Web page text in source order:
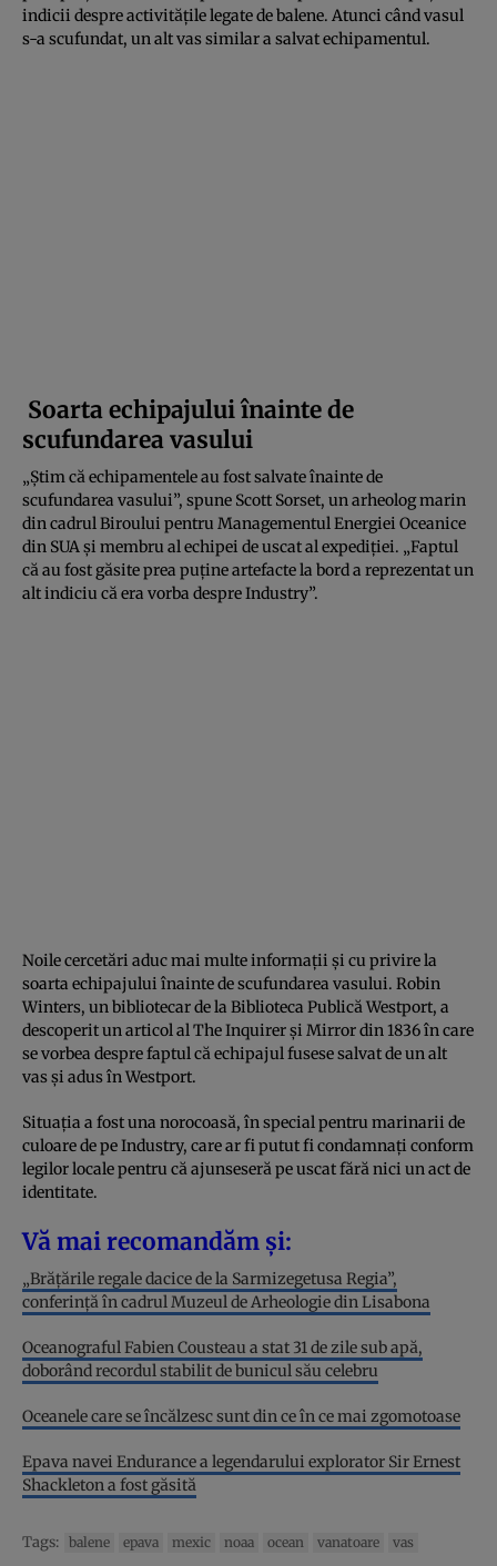
indicii despre activitățile legate de balene. Atunci când vasul
s-a scufundat, un alt vas similar a salvat echipamentul.
Soarta echipajului înainte de
scufundarea vasului
„Știm că echipamentele au fost salvate înainte de
scufundarea vasului”, spune Scott Sorset, un arheolog marin
din cadrul Biroului pentru Managementul Energiei Oceanice
din SUA și membru al echipei de uscat al expediției. „Faptul
că au fost găsite prea puține artefacte la bord a reprezentat un
alt indiciu că era vorba despre Industry”.
Noile cercetări aduc mai multe informații și cu privire la
soarta echipajului înainte de scufundarea vasului. Robin
Winters, un bibliotecar de la Biblioteca Publică Westport, a
descoperit un articol al The Inquirer și Mirror din 1836 în care
se vorbea despre faptul că echipajul fusese salvat de un alt
vas și adus în Westport.
Situația a fost una norocoasă, în special pentru marinarii de
culoare de pe Industry, care ar fi putut fi condamnați conform
legilor locale pentru că ajunseseră pe uscat fără nici un act de
identitate.
Vă mai recomandăm și:
„Brăţările regale dacice de la Sarmizegetusa Regia”,
conferinţă în cadrul Muzeul de Arheologie din Lisabona
Oceanograful Fabien Cousteau a stat 31 de zile sub apă,
doborând recordul stabilit de bunicul său celebru
Oceanele care se încălzesc sunt din ce în ce mai zgomotoase
Epava navei Endurance a legendarului explorator Sir Ernest
Shackleton a fost găsită
Tags: balene epava mexic noaa ocean vanatoare vas